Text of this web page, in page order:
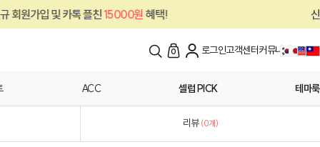
톡 플친15000원혜택! 신규 회원가입 및
0 로그인고객센터커뮤니티
ACC 셀럽 PICK 테마룩
리뷰 (0개)